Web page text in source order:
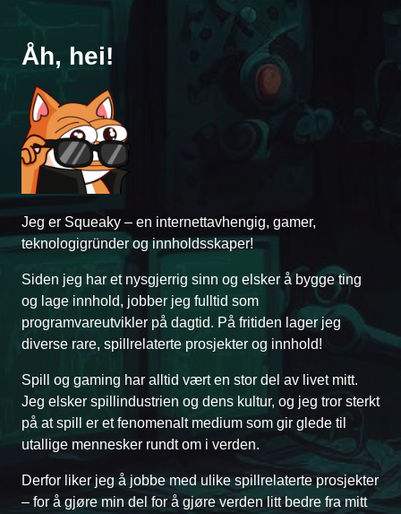
Åh, hei!
Jeg er Squeaky – en internettavhengig, gamer,
teknologigründer og innholdsskaper!
Siden jeg har et nysgjerrig sinn og elsker å bygge ting
og lage innhold, jobber jeg fulltid som
programvareutvikler på dagtid. På fritiden lager jeg
diverse rare, spillrelaterte prosjekter og innhold!
Spill og gaming har alltid vært en stor del av livet mitt.
Jeg elsker spillindustrien og dens kultur, og jeg tror sterkt
på at spill er et fenomenalt medium som gir glede til
utallige mennesker rundt om i verden.
Derfor liker jeg å jobbe med ulike spillrelaterte prosjekter
– for å gjøre min del for å gjøre verden litt bedre fra mitt